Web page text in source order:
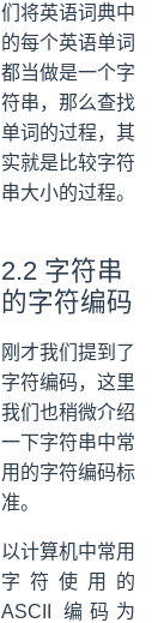
们将英语词典中
的每个英语单词
都当做是一个字
符串，那么查找
单词的过程，其
实就是比较字符
串大小的过程。
2.2 字符串
的字符编码
刚才我们提到了
字符编码，这里
我们也稍微介绍
一下字符串中常
用的字符编码标
准。
以计算机中常用
字符使用的
ASCII 编码为